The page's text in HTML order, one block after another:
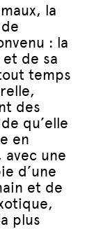
la
: la
de sa
temps
des
qu’elle
en
une
d’une
et de
plus